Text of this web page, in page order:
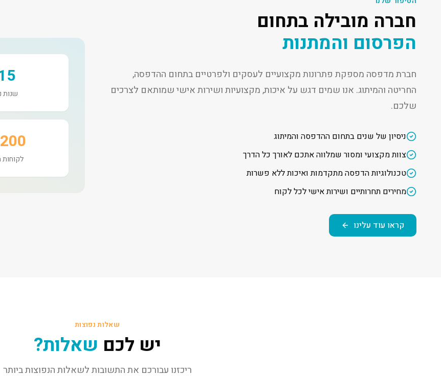
חברה מובילה בתחום
הפרסום והמתנות
חברת מדפסה מספקת פתרונות מקצועיים לעסקים ולפרטיים בתחום ההדפסה,
החריטה והמיתוג. אנו שמים דגש על איכות, מקצועיות ושירות אישי שמותאם לצרכים
שלכם.
ניסיון של שנים בתחום ההדפסה והמיתוג
צוות מקצועי ומסור שמלווה אתכם לאורך כל הדרך
טכנולוגיות הדפסה מתקדמות ואיכות ללא פשרות
מחירים תחרותיים ושירות אישי לכל לקוח
קראו עוד עלינו
שנות
לקוחות
שאלות נפוצות
יש לכם שאלות?
ריכזנו עבורכם את התשובות לשאלות הנפוצות ביותר